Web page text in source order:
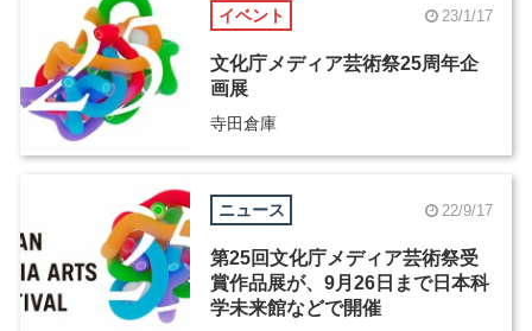
イベント 23/1/17
文化庁メディア芸術祭25周年企
画展
寺田倉庫
ニュース 22/9/17
第25回文化庁メディア芸術祭受
賞作品展が、9月26日まで日本科
学未来館などで開催